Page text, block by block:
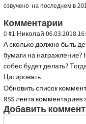
озвучено на последнем в
Комментарии
0#1 Николай 06.03.2018
А сколько должно быть
бумаги на награжление?
собес будет делать?
Цитировать
Обновить список
RSS лента комментариев
Добавить